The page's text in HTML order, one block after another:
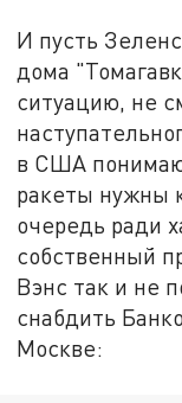
И пусть
дома
ситуацию, не
в США
ракеты нужны
очередь ради
собственный
Вэнс так и не
снабдить
Москве: